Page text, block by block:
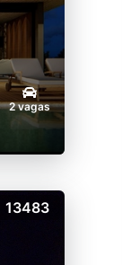
2 vagas
13483